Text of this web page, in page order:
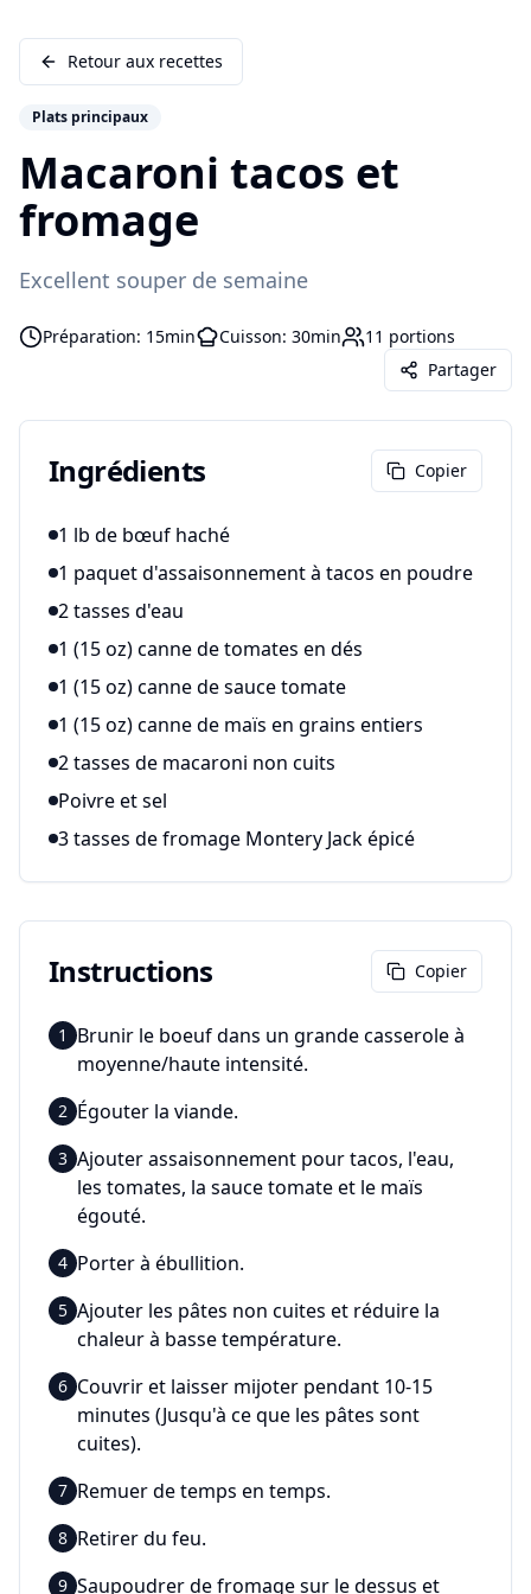
Retour aux recettes
Plats principaux
Macaroni tacos et
fromage
Excellent souper de semaine
Préparation: 15min Cuisson: 30min 11 portions
Partager
Ingrédients Copier
1 lb de bœuf haché
1 paquet d'assaisonnement à tacos en poudre
2 tasses d'eau
1 (15 oz) canne de tomates en dés
1 (15 oz) canne de sauce tomate
1 (15 oz) canne de maïs en grains entiers
2 tasses de macaroni non cuits
Poivre et sel
3 tasses de fromage Montery Jack épicé
Instructions Copier
1
Brunir le boeuf dans un grande casserole à
moyenne/haute intensité.
2 Égouter la viande.
3 Ajouter assaisonnement pour tacos, l'eau,
les tomates, la sauce tomate et le maïs
égouté.
4 Porter à ébullition.
5 Ajouter les pâtes non cuites et réduire la
chaleur à basse température.
6 Couvrir et laisser mijoter pendant 10-15
minutes (Jusqu'à ce que les pâtes sont
cuites).
7 Remuer de temps en temps.
8 Retirer du feu.
9 Saupoudrer de fromage sur le dessus et